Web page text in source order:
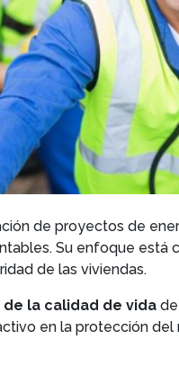
de proyectos de
Su enfoque
de las viviendas.
la calidad de vida
en la protección